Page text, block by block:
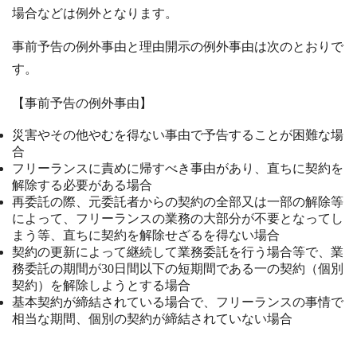
場合などは例外となります。
事前予告の例外事由と理由開示の例外事由は次のとおりで
す。
【事前予告の例外事由】
災害やその他やむを得ない事由で予告することが困難な場
合
フリーランスに責めに帰すべき事由があり、直ちに契約を
解除する必要がある場合
再委託の際、元委託者からの契約の全部又は一部の解除等
によって、フリーランスの業務の大部分が不要となってし
まう等、直ちに契約を解除せざるを得ない場合
契約の更新によって継続して業務委託を行う場合等で、業
務委託の期間が30日間以下の短期間である一の契約（個別
契約）を解除しようとする場合
基本契約が締結されている場合で、フリーランスの事情で
相当な期間、個別の契約が締結されていない場合